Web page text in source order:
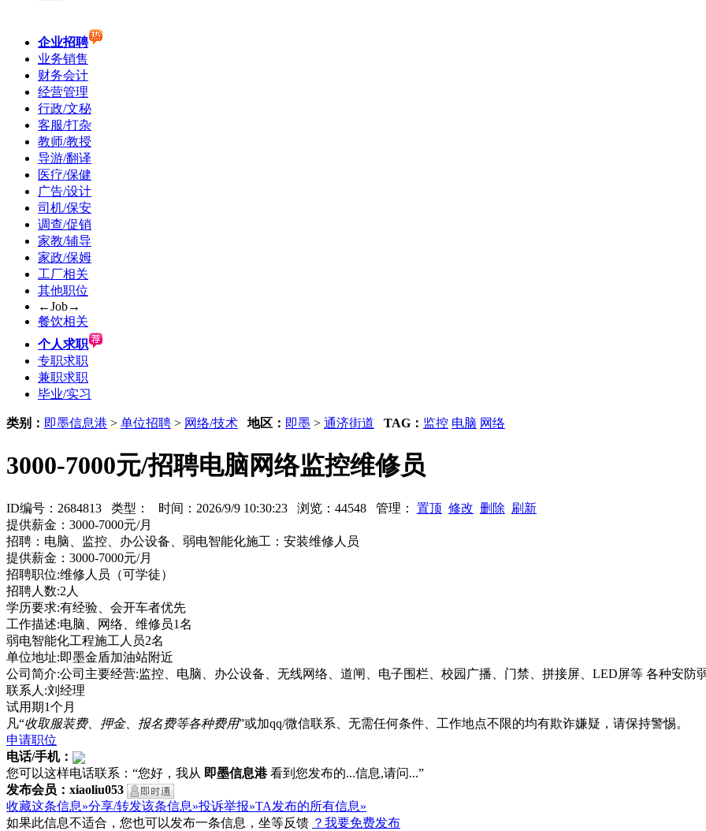
企业招聘
业务销售
财务会计
经营管理
行政/文秘
客服/打杂
教师/教授
导游/翻译
医疗/保健
广告/设计
司机/保安
调查/促销
家教/辅导
家政/保姆
工厂相关
其他职位
←Job→
餐饮相关
个人求职
专职求职
兼职求职
毕业/实习
类别： 即墨信息港 > 单位招聘 > 网络/技术 地区： 即墨 > 通济街道 TAG： 监控 电脑 网络
3000-7000元/招聘电脑网络监控维修员
ID编号：2684813 类型： 时间：2026/9/9 10:30:23 浏览：44548 管理： 置顶 修改 删除 刷新
提供薪金：3000-7000元/月
招聘：电脑、监控、办公设备、弱电智能化施工：安装维修人员
提供薪金：3000-7000元/月
招聘职位:维修人员（可学徒）
招聘人数:2人
学历要求:有经验、会开车者优先
工作描述:电脑、网络、维修员1名
弱电智能化工程施工人员2名
单位地址:即墨金盾加油站附近
公司简介:公司主要经营:监控、电脑、办公设备、无线网络、道闸、电子围栏、校园广播、门禁、拼接屏、LED屏等 各种安防
联系人:刘经理
试用期1个月
凡“收取服装费、押金、报名费等各种费用”或加qq/微信联系、无需任何条件、工作地点不限的均有欺诈嫌疑，请保持警惕。
申请职位
电话/手机：
您可以这样电话联系：“您好，我从 即墨信息港看到您发布的...信息,请问...”
发布会员：xiaoliu053
收藏这条信息»分享/转发该条信息»投诉举报»TA发布的所有信息»
如果此信息不适合，您也可以发布一条信息，坐等反馈 ？我要免费发布